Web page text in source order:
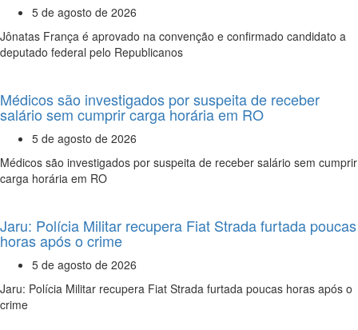
5 de agosto de 2026
Jônatas França é aprovado na convenção e confirmado candidato a
deputado federal pelo Republicanos
Médicos são investigados por suspeita de receber
salário sem cumprir carga horária em RO
5 de agosto de 2026
Médicos são investigados por suspeita de receber salário sem cumprir
carga horária em RO
Jaru: Polícia Militar recupera Fiat Strada furtada poucas
horas após o crime
5 de agosto de 2026
Jaru: Polícia Militar recupera Fiat Strada furtada poucas horas após o
crime